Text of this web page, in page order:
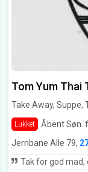
Tom Yum Thai
Take Away, Suppe,
Lukket Åbent Søn.
Jernbane Alle 79,
Tak for god mad, øv vi ikke kan spise hos jer